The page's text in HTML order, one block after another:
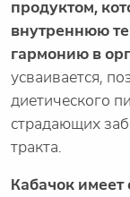
продуктом,
внутреннюю
гармонию в
усваивается,
диетического
страдающих
тракта.
Кабачок